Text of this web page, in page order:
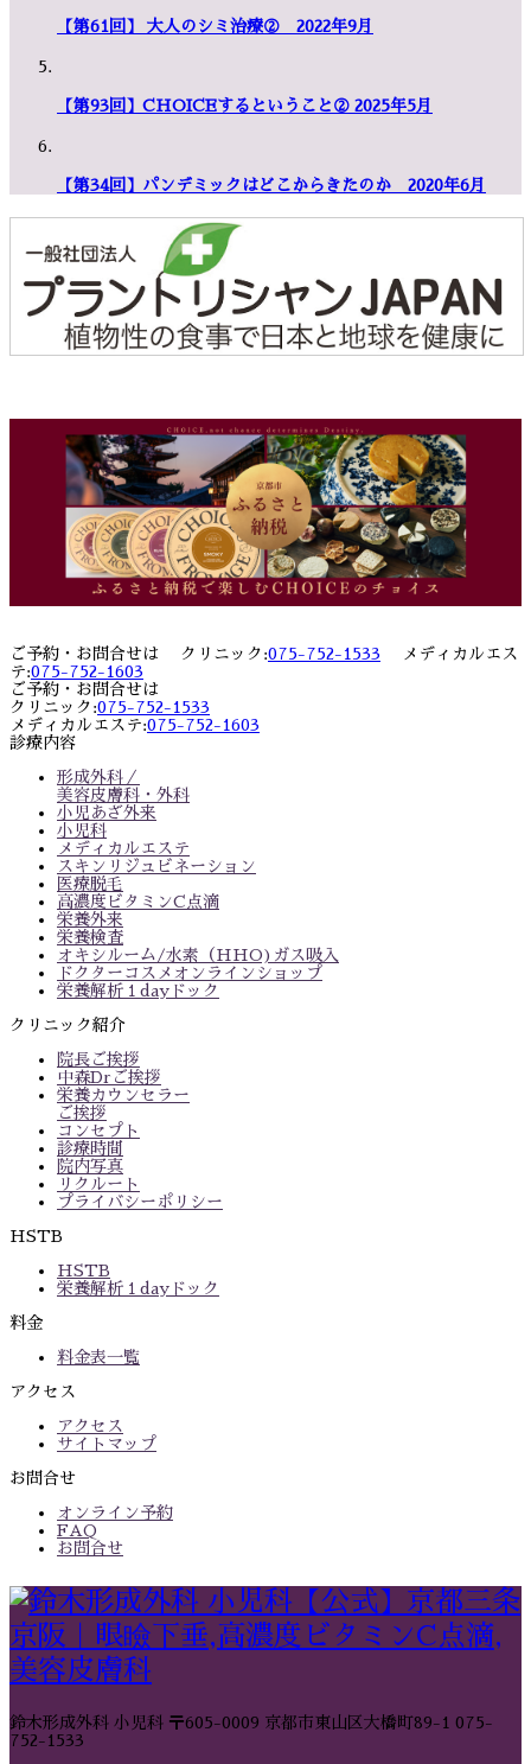
【第61回】 大人のシミ治療② 2022年9月
【第93回】CHOICEするということ② 2025年5月
【第34回】パンデミックはどこからきたのか 2020年6月
ご予約・お問合せは クリニック:075-752-1533 メディカルエス
テ:075-752-1603
ご予約・お問合せは
クリニック:075-752-1533
メディカルエステ:075-752-1603
診療内容
形成外科／
美容皮膚科・外科
小児あざ外来
小児科
メディカルエステ
スキンリジュビネーション
医療脱毛
高濃度ビタミンC点滴
栄養外来
栄養検査
オキシルーム/水素（HHO)ガス吸入
ドクターコスメオンラインショップ
栄養解析１dayドック
クリニック紹介
院長ご挨拶
中森Drご挨拶
栄養カウンセラー
ご挨拶
コンセプト
診療時間
院内写真
リクルート
プライバシーポリシー
HSTB
HSTB
栄養解析１dayドック
料金
料金表一覧
アクセス
アクセス
サイトマップ
お問合せ
オンライン予約
FAQ
お問合せ
鈴木形成外科 小児科 〒605-0009 京都市東山区大橋町89-1 075-
752-1533